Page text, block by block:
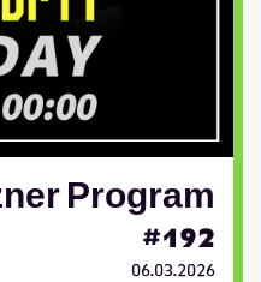
Program
#192
06.03.2026